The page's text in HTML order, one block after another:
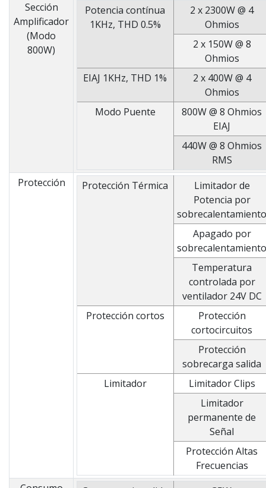
Sección
Amplificador
(Modo
800W)
Potencia contínua
1KHz, THD 0.5%
2 x 2300W @ 4
Ohmios
2 x 150W @ 8
Ohmios
EIAJ 1KHz, THD 1%
2 x 400W @ 4
Ohmios
Modo Puente
800W @ 8 Ohmios
EIAJ
440W @ 8 Ohmios
RMS
Protección
Protección Térmica
Limitador de
Potencia por
Apagado por
Temperatura
controlada por
ventilador 24V DC
Protección cortos
Protección
cortocircuitos
Protección
sobrecarga salida
Limitador
Limitador Clips
Limitador
permanente de
Señal
Protección Altas
Frecuencias